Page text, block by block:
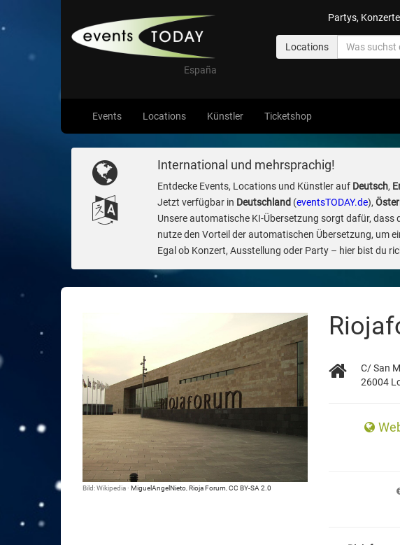
España
Partys,
Locations
Events Locations Künstler Ticketshop
International und mehrsprachig!
Entdecke Events, Locations und Künstler auf Deutsch,
Jetzt verfügbar in Deutschland (eventsTODAY.de),
Unsere automatische KI-Übersetzung sorgt dafür, dass
nutze den Vorteil der automatischen Übersetzung, um
Egal ob Konzert, Ausstellung oder Party – hier bist du
Bild: Wikipedia · MiguelAngelNieto Rioja Forum CC BY-SA 2.0
C/ San
26004